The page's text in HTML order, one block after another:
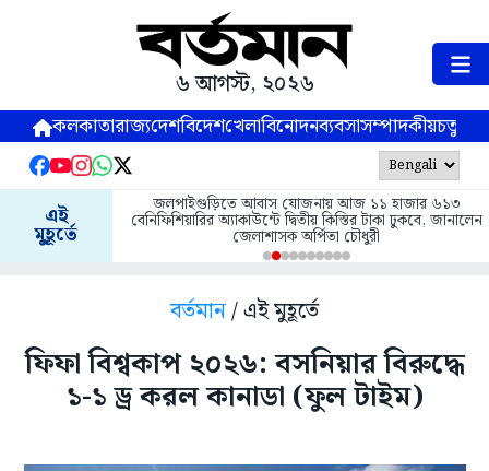
৬ আগস্ট, ২০২৬
কলকাতারাজ্যদেশবিদেশখেলাবিনোদনব্যবসাসম্পাদকীয়
এই
মুহূর্তে
জলপাইগুড়িতে আবাস যোজনায় আজ ১১ হাজার ৬১৩
বেনিফিশিয়ারির অ্যাকাউন্টে দ্বিতীয় কিস্তির টাকা ঢুকবে, জানালেন
জেলাশাসক অর্পিতা চৌধুরী
বর্তমান/ এই মুহূর্তে
ফিফা বিশ্বকাপ ২০২৬: বসনিয়ার বিরুদ্ধে
১-১ ড্র করল কানাডা (ফুল টাইম)